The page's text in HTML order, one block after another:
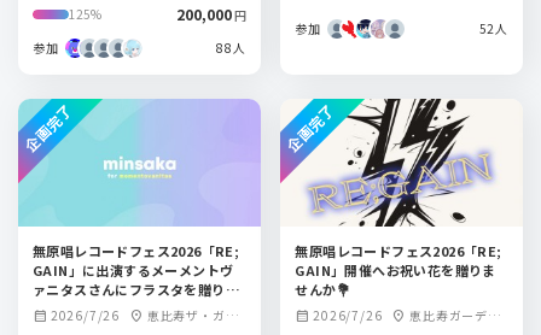
125% 200,000円
参加
88人
参加 52人
無原唱レコードフェス2026「RE;
GAIN」に出演するメーメントヴ
ァニタスさんにフラスタを贈りま
せんか？
calendar_month 2026/7/26 location_on 恵比寿ザ・ガー
企画完了
無原唱レコードフェス2026「RE;
GAIN」開催へお祝い花を贈りま
せんか💐
calendar_month 2026/7/26 location_on 恵比寿ガーデン
企画完了